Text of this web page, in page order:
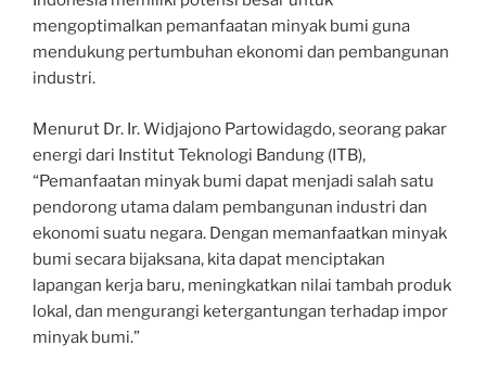
mengoptimalkan pemanfaatan minyak bumi guna
mendukung pertumbuhan ekonomi dan pembangunan
industri.
Menurut Dr. Ir. Widjajono Partowidagdo, seorang pakar
energi dari Institut Teknologi Bandung (ITB),
“Pemanfaatan minyak bumi dapat menjadi salah satu
pendorong utama dalam pembangunan industri dan
ekonomi suatu negara. Dengan memanfaatkan minyak
bumi secara bijaksana, kita dapat menciptakan
lapangan kerja baru, meningkatkan nilai tambah produk
lokal, dan mengurangi ketergantungan terhadap impor
minyak bumi.”